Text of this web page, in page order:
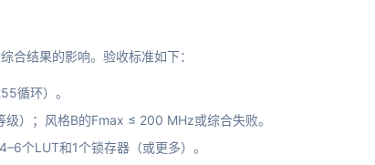
合结果的影响。验收标准如下：
循环）。
）；风格B的Fmax ≤ 200 MHz或综合失败。
个LUT和1个锁存器（或更多）。